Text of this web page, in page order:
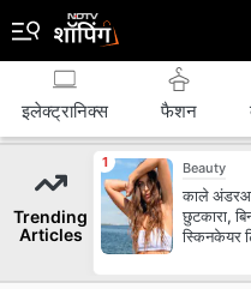
इलेक्ट्रानिक्स फैशन
Trending
Articles
Beauty
काले
छुटकारा,
स्किनकेयर